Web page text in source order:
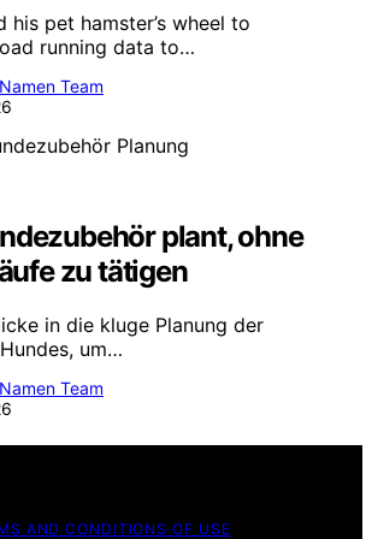
his pet hamster’s wheel to
running data to…
Team
plant, ohne
zu tätigen
in die kluge Planung der
um…
Team
AND CONDITIONS OF USE